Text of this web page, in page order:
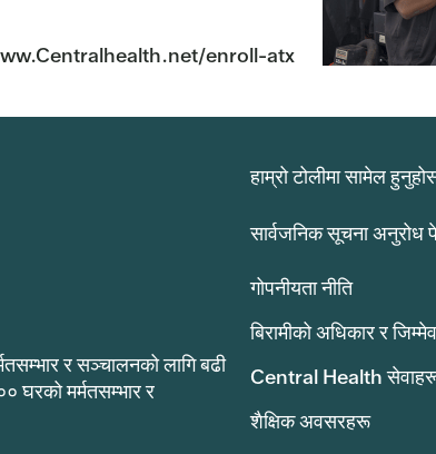
www.Centralhealth.net/enroll-atx
र सञ्चालनको लागि बढी
मर्मतसम्भार र
हाम्रो टोलीमा सामेल
सार्वजनिक सूचना अनुरोध
गोपनीयता नीति
बिरामीको अधिकार र
Central Health
शैक्षिक अवसरहरू